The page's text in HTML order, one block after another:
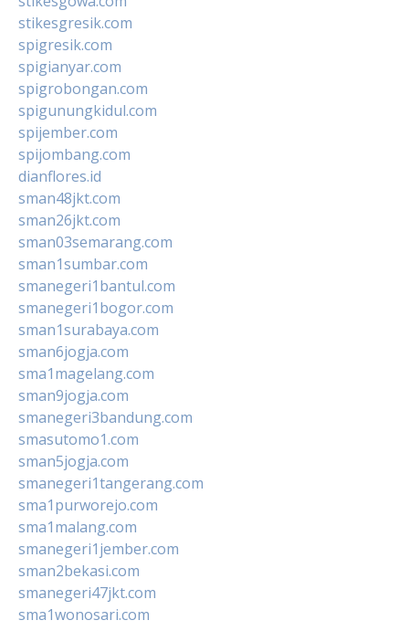
stikesgresik.com
spigresik.com
spigianyar.com
spigrobongan.com
spigunungkidul.com
spijember.com
spijombang.com
dianflores.id
sman48jkt.com
sman26jkt.com
sman03semarang.com
sman1sumbar.com
smanegeri1bantul.com
smanegeri1bogor.com
sman1surabaya.com
sman6jogja.com
sma1magelang.com
sman9jogja.com
smanegeri3bandung.com
smasutomo1.com
sman5jogja.com
smanegeri1tangerang.com
sma1purworejo.com
sma1malang.com
smanegeri1jember.com
sman2bekasi.com
smanegeri47jkt.com
sma1wonosari.com